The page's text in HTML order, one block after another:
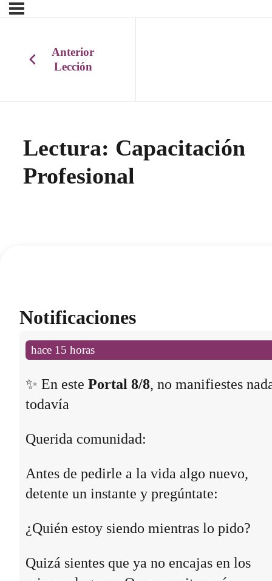
Anterior
Lección
Lectura: Capacitación
Profesional
Notificaciones
hace 15 horas
✨ En este Portal 8/8, no manifiestes
todavía
Querida comunidad:
Antes de pedirle a la vida algo nuevo,
detente un instante y pregúntate:
¿Quién estoy siendo mientras lo pido?
Quizá sientes que ya no encajas en los